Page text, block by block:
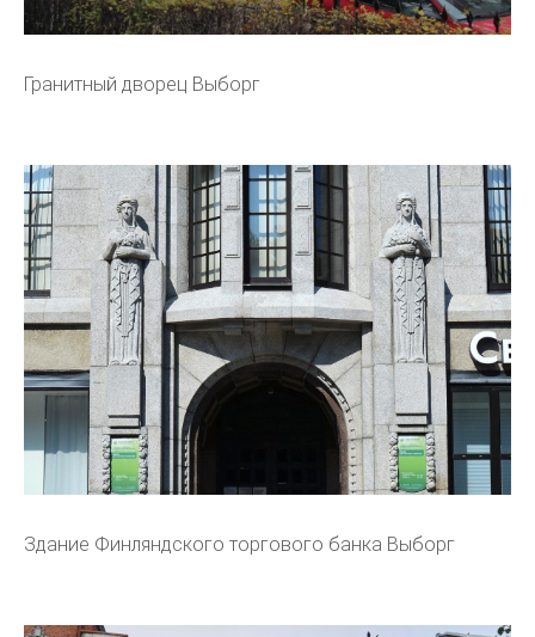
Гранитный дворец Выборг
Здание Финляндского торгового банка Выборг